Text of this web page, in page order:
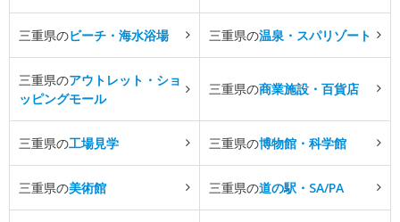
三重県のビーチ・海水浴場 三重県の温泉・スパリゾート
三重県のアウトレット・ショ
ッピングモール
三重県の商業施設・百貨店
三重県の工場見学 三重県の博物館・科学館
三重県の美術館 三重県の道の駅・SA/PA